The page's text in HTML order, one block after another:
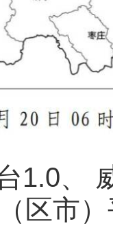
1.0、
区市